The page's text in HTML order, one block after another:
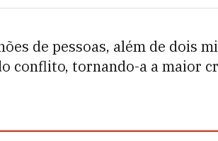
de pessoas, além de dois
conflito, tornando-a a maior